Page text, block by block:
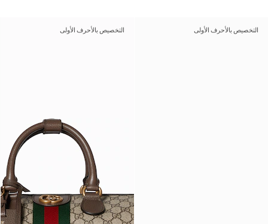
التخصيص بالأحرف الأولى التخصيص بالأحرف الأولى